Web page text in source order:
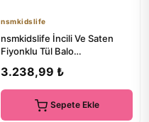
nsmkidslife
nsmkidslife İncili Ve Saten
Fiyonklu Tül Balo
3.238,99 ₺
Sepete Ekle